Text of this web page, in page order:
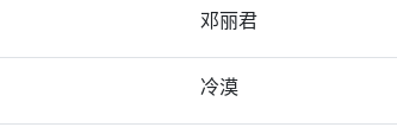
邓丽君
冷漠